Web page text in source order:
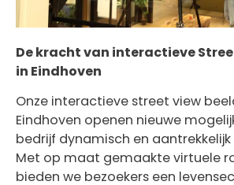
De kracht van interactieve
in Eindhoven
Onze interactieve street view
Eindhoven openen nieuwe
bedrijf dynamisch en
Met op maat gemaakte virtuele
bieden we bezoekers een